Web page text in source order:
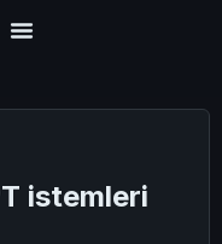
istemleri